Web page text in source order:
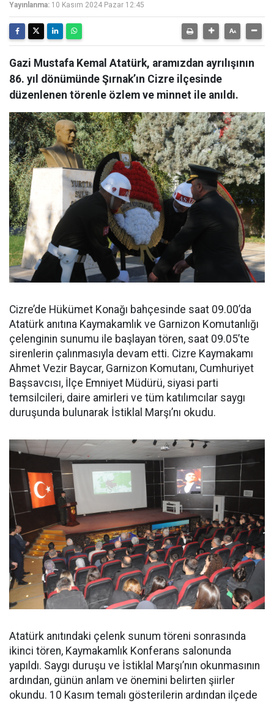
Yayınlanma: 10 Kasım 2024 Pazar 12:45
Gazi Mustafa Kemal Atatürk, aramızdan ayrılışının
86. yıl dönümünde Şırnak’ın Cizre ilçesinde
düzenlenen törenle özlem ve minnet ile anıldı.
Cizre’de Hükümet Konağı bahçesinde saat 09.00’da
Atatürk anıtına Kaymakamlık ve Garnizon Komutanlığı
çelenginin sunumu ile başlayan tören, saat 09.05’te
sirenlerin çalınmasıyla devam etti. Cizre Kaymakamı
Ahmet Vezir Baycar, Garnizon Komutanı, Cumhuriyet
Başsavcısı, İlçe Emniyet Müdürü, siyasi parti
temsilcileri, daire amirleri ve tüm katılımcılar saygı
duruşunda bulunarak İstiklal Marşı’nı okudu.
Atatürk anıtındaki çelenk sunum töreni sonrasında
ikinci tören, Kaymakamlık Konferans salonunda
yapıldı. Saygı duruşu ve İstiklal Marşı’nın okunmasının
ardından, günün anlam ve önemini belirten şiirler
okundu. 10 Kasım temalı gösterilerin ardından ilçede